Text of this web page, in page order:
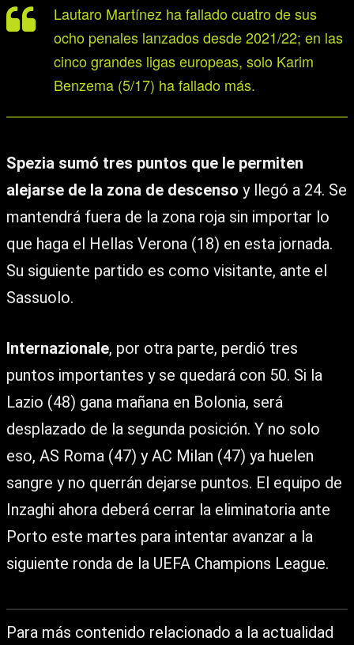
Lautaro Martínez ha fallado cuatro de sus
ocho penales lanzados desde 2021/22; en las
cinco grandes ligas europeas, solo Karim
Benzema (5/17) ha fallado más.
Spezia sumó tres puntos que le permiten
alejarse de la zona de descenso y llegó a 24. Se
mantendrá fuera de la zona roja sin importar lo
que haga el Hellas Verona (18) en esta jornada.
Su siguiente partido es como visitante, ante el
Sassuolo.
Internazionale, por otra parte, perdió tres
puntos importantes y se quedará con 50. Si la
Lazio (48) gana mañana en Bolonia, será
desplazado de la segunda posición. Y no solo
eso, AS Roma (47) y AC Milan (47) ya huelen
sangre y no querrán dejarse puntos. El equipo de
Inzaghi ahora deberá cerrar la eliminatoria ante
Porto este martes para intentar avanzar a la
siguiente ronda de la UEFA Champions League.
Para más contenido relacionado a la actualidad